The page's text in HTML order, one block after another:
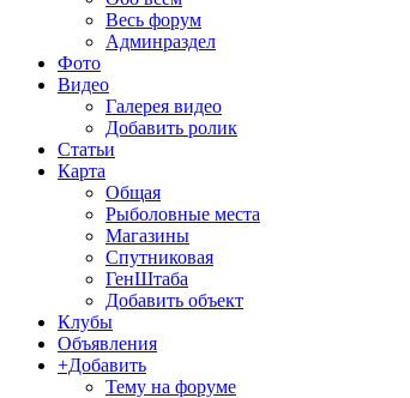
Весь форум
Админраздел
Фото
Видео
Галерея видео
Добавить ролик
Статьи
Карта
Общая
Рыболовные места
Магазины
Спутниковая
ГенШтаба
Добавить объект
Клубы
Объявления
+Добавить
Тему на форуме